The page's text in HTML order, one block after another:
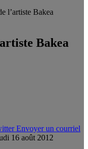
l’artiste Bakea
Bakea
Envoyer un courriel
16 août 2012